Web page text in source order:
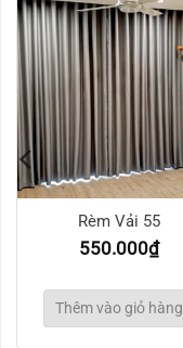
Rèm Vải 55
550.000₫
Thêm vào giỏ hàng